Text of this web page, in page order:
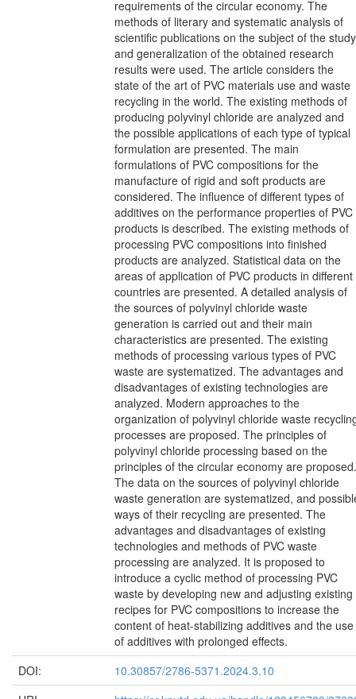
requirements of the circular economy. The
methods of literary and systematic analysis of
scientific publications on the subject of the study
and generalization of the obtained research
results were used. The article considers the
state of the art of PVC materials use and waste
recycling in the world. The existing methods of
producing polyvinyl chloride are analyzed and
the possible applications of each type of typical
formulation are presented. The main
formulations of PVC compositions for the
manufacture of rigid and soft products are
considered. The influence of different types of
additives on the performance properties of PVC
products is described. The existing methods of
processing PVC compositions into finished
products are analyzed. Statistical data on the
areas of application of PVC products in different
countries are presented. A detailed analysis of
the sources of polyvinyl chloride waste
generation is carried out and their main
characteristics are presented. The existing
methods of processing various types of PVC
waste are systematized. The advantages and
disadvantages of existing technologies are
analyzed. Modern approaches to the
organization of polyvinyl chloride waste
processes are proposed. The principles of
polyvinyl chloride processing based on the
principles of the circular economy are proposed.
The data on the sources of polyvinyl chloride
waste generation are systematized, and
ways of their recycling are presented. The
advantages and disadvantages of existing
technologies and methods of PVC waste
processing are analyzed. It is proposed to
introduce a cyclic method of processing PVC
waste by developing new and adjusting existing
recipes for PVC compositions to increase the
content of heat-stabilizing additives and the use
of additives with prolonged effects.
DOI:
10.30857/2786-5371.2024.3.10